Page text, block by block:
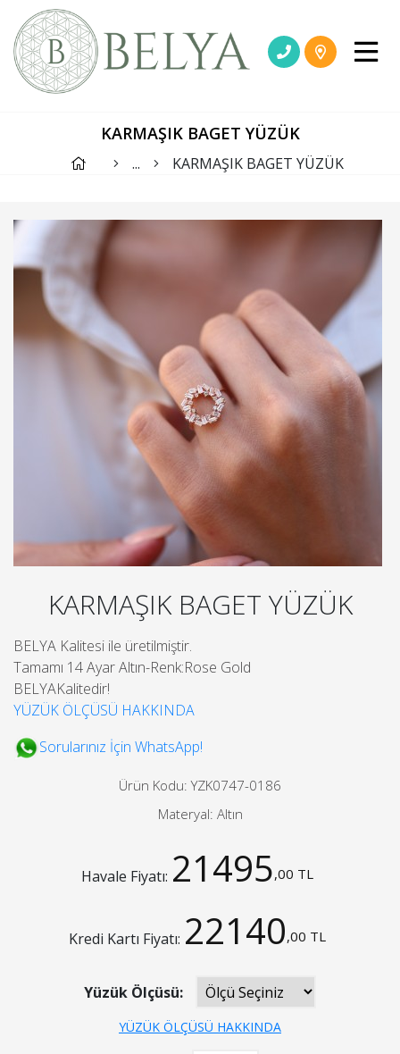
KARMAŞIK BAGET YÜZÜK
... KARMAŞIK BAGET YÜZÜK
KARMAŞIK BAGET YÜZÜK
BELYA Kalitesi ile üretilmiştir.
Tamamı 14 Ayar Altın-Renk:Rose Gold
BELYAKalitedir!
YÜZÜK ÖLÇÜSÜ HAKKINDA
Sorularınız İçin WhatsApp!
Ürün Kodu: YZK0747-0186
Materyal: Altın
Havale Fiyatı: 21495,00 TL
Kredi Kartı Fiyatı: 22140,00 TL
Yüzük Ölçüsü:
YÜZÜK ÖLÇÜSÜ HAKKINDA